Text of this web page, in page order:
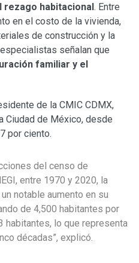
rezago habitacional. Entre
en el costo de la vivienda,
de construcción y la
señalan que
familiar y el
de la CMIC CDMX,
Ciudad de México, desde
por ciento.
del censo de
entre 1970 y 2020, la
notable aumento en su
de 4,500 habitantes por
habitantes, lo que representa
décadas”, explicó.